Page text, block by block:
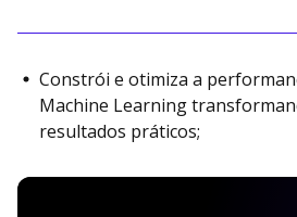
Constrói e otimiza a
Machine Learning
resultados práticos;